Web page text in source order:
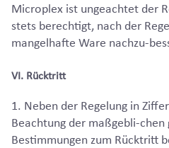
Microplex ist ungeachtet der
stets berechtigt, nach der
mangelhafte Ware nachzu-
VI. Rücktritt
1. Neben der Regelung in
Beachtung der maßgebli-chen
Bestimmungen zum Rücktritt